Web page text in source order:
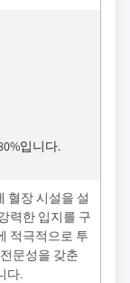
입니다.
혈장 시설을 설
력한 입지를 구
적극적으로 투
문성을 갖춘
다.